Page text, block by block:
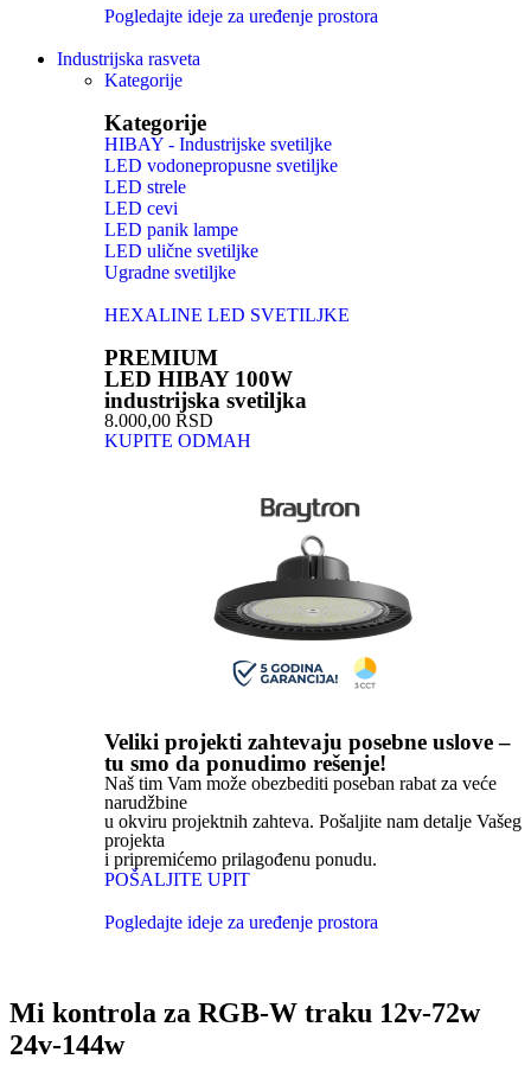
Pogledajte ideje za uređenje prostora
Industrijska rasveta
Kategorije
Kategorije
HIBAY - Industrijske svetiljke
LED vodonepropusne svetiljke
LED strele
LED cevi
LED panik lampe
LED ulične svetiljke
Ugradne svetiljke
HEXALINE LED SVETILJKE
PREMIUM
LED HIBAY 100W
industrijska svetiljka
8.000,00 RSD
KUPITE ODMAH
Veliki projekti zahtevaju posebne uslove –
tu smo da ponudimo rešenje!
Naš tim Vam može obezbediti poseban rabat za veće
narudžbine
u okviru projektnih zahteva. Pošaljite nam detalje Vašeg
projekta
i pripremićemo prilagođenu ponudu.
POŠALJITE UPIT
Pogledajte ideje za uređenje prostora
Mi kontrola za RGB-W traku 12v-72w
24v-144w